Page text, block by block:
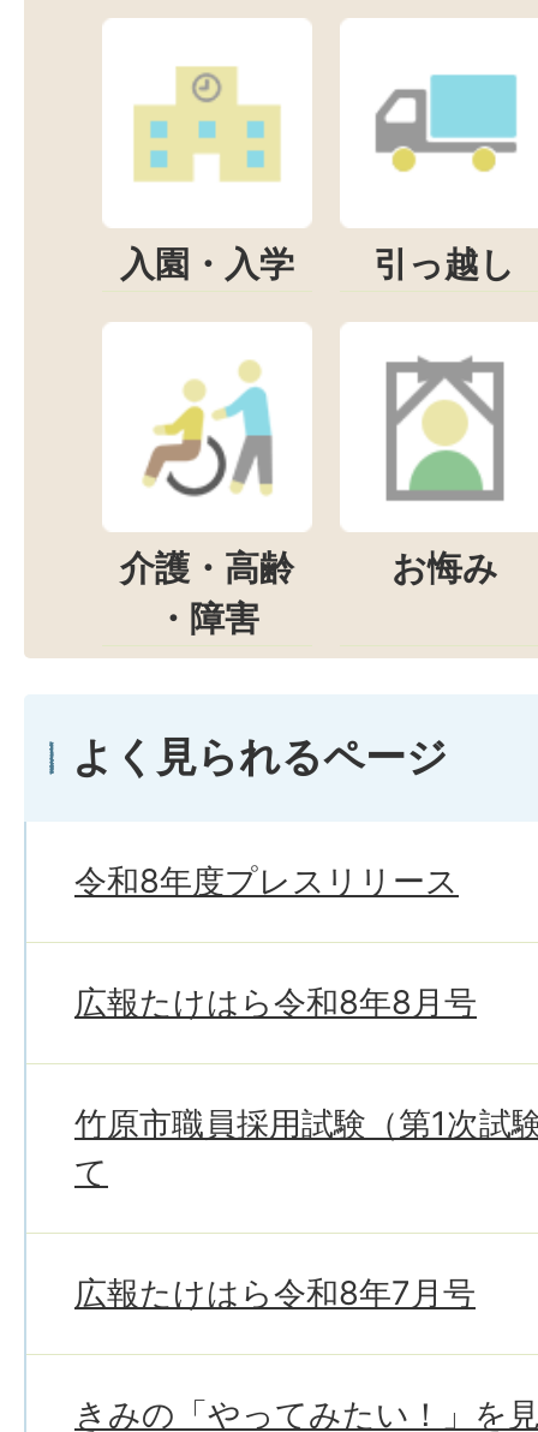
入園・入学 引っ越し
介護・高齢
・障害
お悔み
よく見られるページ
令和8年度プレスリリース
広報たけはら令和8年8月号
竹原市職員採用試験（第1次試
て
広報たけはら令和8年7月号
きみの「やってみたい！」を